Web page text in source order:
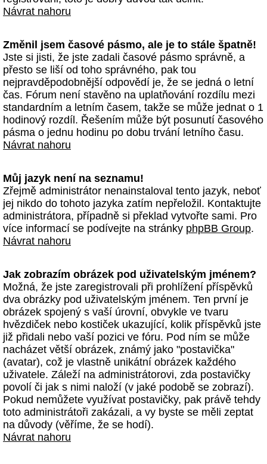
Návrat nahoru
Změnil jsem časové pásmo, ale je to stále špatně!
Jste si jisti, že jste zadali časové pásmo správně, a
přesto se liší od toho správného, pak tou
nejpravděpodobnější odpovědí je, že se jedná o letní
čas. Fórum není stavěno na uplatňování rozdílu mezi
standardním a letním časem, takže se může jednat o 1
hodinový rozdíl. Řešením může být posunutí časového
pásma o jednu hodinu po dobu trvání letního času.
Návrat nahoru
Můj jazyk není na seznamu!
Zřejmě administrátor nenainstaloval tento jazyk, neboť
jej nikdo do tohoto jazyka zatím nepřeložil. Kontaktujte
administrátora, případně si překlad vytvořte sami. Pro
více informací se podívejte na stránky phpBB Group.
Návrat nahoru
Jak zobrazím obrázek pod uživatelským jménem?
Možná, že jste zaregistrovali při prohlížení příspěvků
dva obrázky pod uživatelským jménem. Ten první je
obrázek spojený s vaší úrovní, obvykle ve tvaru
hvězdiček nebo kostiček ukazující, kolik příspěvků jste
již přidali nebo vaší pozici ve fóru. Pod ním se může
nacházet větší obrázek, známý jako "postavička"
(avatar), což je vlastně unikátní obrázek každého
uživatele. Záleží na administrátorovi, zda postavičky
povolí či jak s nimi naloží (v jaké podobě se zobrazí).
Pokud nemůžete využívat postavičky, pak právě tehdy
toto administrátoři zakázali, a vy byste se měli zeptat
na důvody (věříme, že se hodí).
Návrat nahoru